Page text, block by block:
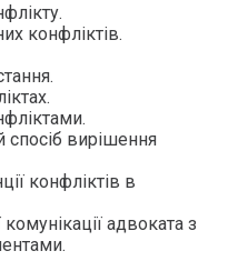
конфліктів.
спосіб вирішення
конфліктів в
адвоката з